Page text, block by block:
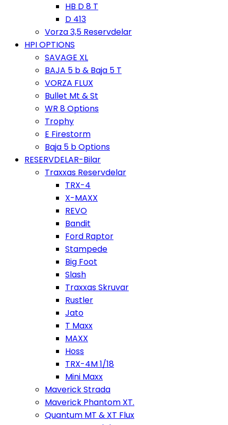
HB D 8 T
D 413
Vorza 3,5 Reservdelar
HPI OPTIONS
SAVAGE XL
BAJA 5 b & Baja 5 T
VORZA FLUX
Bullet Mt & St
WR 8 Options
Trophy
E Firestorm
Baja 5 b Options
RESERVDELAR-Bilar
Traxxas Reservdelar
TRX-4
X-MAXX
REVO
Bandit
Ford Raptor
Stampede
Big Foot
Slash
Traxxas Skruvar
Rustler
Jato
T Maxx
MAXX
Hoss
TRX-4M 1/18
Mini Maxx
Maverick Strada
Maverick Phantom XT.
Quantum MT & XT Flux